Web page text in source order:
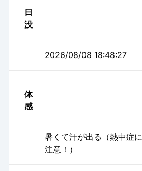
日
没
2026/08/08 18:48:27
体
感
暑くて汗が出る（熱中症に
注意！）